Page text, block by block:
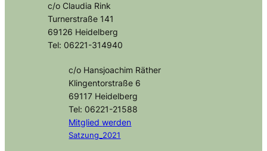
c/o Claudia Rink
Turnerstraße 141
69126 Heidelberg
Tel: 06221-314940
c/o Hansjoachim Räther
Klingentorstraße 6
69117 Heidelberg
Tel: 06221-21588
Mitgliedwerden
Satzung_2021